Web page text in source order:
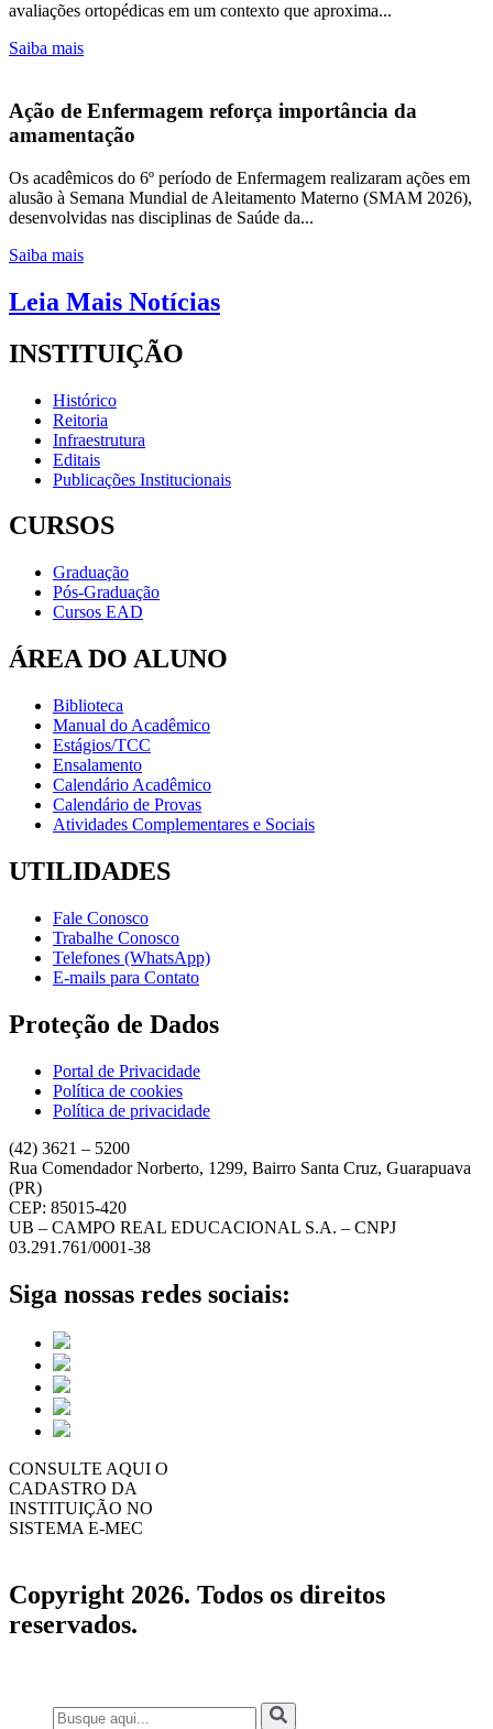
avaliações ortopédicas em um contexto que aproxima...
Saiba mais
Ação de Enfermagem reforça importância da
amamentação
Os acadêmicos do 6º período de Enfermagem realizaram ações em
alusão à Semana Mundial de Aleitamento Materno (SMAM 2026),
desenvolvidas nas disciplinas de Saúde da...
Saiba mais
Leia Mais Notícias
INSTITUIÇÃO
Histórico
Reitoria
Infraestrutura
Editais
Publicações Institucionais
CURSOS
Graduação
Pós-Graduação
Cursos EAD
ÁREA DO ALUNO
Biblioteca
Manual do Acadêmico
Estágios/TCC
Ensalamento
Calendário Acadêmico
Calendário de Provas
Atividades Complementares e Sociais
UTILIDADES
Fale Conosco
Trabalhe Conosco
Telefones (WhatsApp)
E-mails para Contato
Proteção de Dados
Portal de Privacidade
Política de cookies
Política de privacidade
(42) 3621 – 5200
Rua Comendador Norberto, 1299, Bairro Santa Cruz, Guarapuava
(PR)
CEP: 85015-420
UB – CAMPO REAL EDUCACIONAL S.A. – CNPJ
03.291.761/0001-38
Siga nossas redes sociais:
CONSULTE AQUI O
CADASTRO DA
INSTITUIÇÃO NO
SISTEMA E-MEC
Copyright 2026. Todos os direitos
reservados.